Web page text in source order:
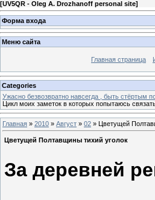
[UV5QR - Oleg А. Drozhanoff personal site]
Форма входа
Меню сайта
Главная страница
Categories
Ужасно безвозвратно навсегда , быть стёртым
Цикл моих заметок в которых попытаюсь
Главная » 2010 » Август » 02 » Цветущей
Цветущей Полтавщины тихий уголок
За деревней